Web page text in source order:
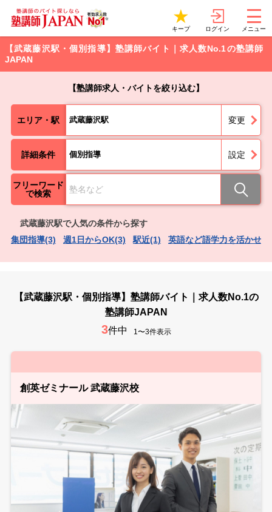
キープ ログイン メニュー
【武蔵藤沢駅・個別指導】塾講師バイト｜求人数No.1の塾講師
JAPAN
【塾講師求人・バイトを絞り込む】
エリア・駅 武蔵藤沢駅 変更
詳細条件 個別指導 設定
フリーワード
で検索
武蔵藤沢駅で人気の条件から探す
集団指導(3)
週1日からOK(3) 駅近(1) 英語など語学力を活かせ
【武蔵藤沢駅・個別指導】塾講師バイト｜求人数No.1の
塾講師JAPAN
3件中 1〜3件表示
創英ゼミナール 武蔵藤沢校